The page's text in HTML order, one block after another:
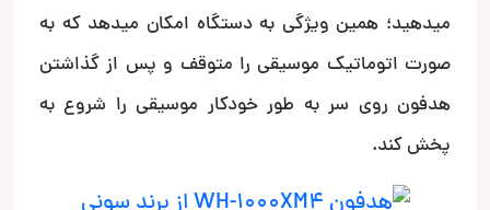
میدهید؛ همین ویژگی به دستگاه امکان میدهد که به
صورت اتوماتیک موسیقی را متوقف و پس از گذاشتن
هدفون روی سر به طور خودکار موسیقی را شروع به
پخش کند.